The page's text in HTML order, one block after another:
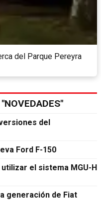
del Parque Pereyra
del
Ford F-150
el sistema MGU-H
generación de Fiat